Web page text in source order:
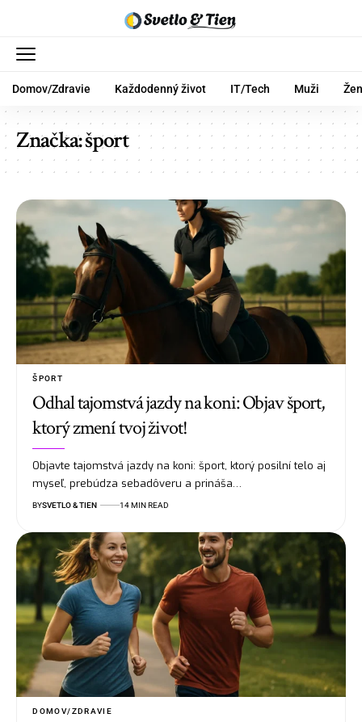
Domov/Zdravie Každodenný život IT/Tech Muži
Značka:šport
ŠPORT
Odhal tajomstvá jazdy na koni: Objav šport,
ktorý zmení tvoj život!
Objavte tajomstvá jazdy na koni: šport, ktorý posilní telo aj
myseľ, prebúdza sebadôveru a prináša…
BYSVETLO & TIEN 14 MIN READ
DOMOV/ZDRAVIE